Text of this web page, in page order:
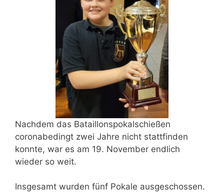
Nachdem das Bataillonspokalschießen
coronabedingt zwei Jahre nicht stattfinden
konnte, war es am 19. November endlich
wieder so weit.
Insgesamt wurden fünf Pokale ausgeschossen.